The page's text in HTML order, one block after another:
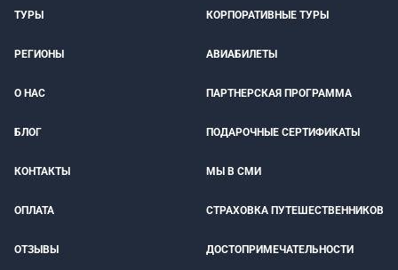
ТУРЫ КОРПОРАТИВНЫЕ ТУРЫ
РЕГИОНЫ АВИАБИЛЕТЫ
О НАС ПАРТНЕРСКАЯ ПРОГРАММА
БЛОГ ПОДАРОЧНЫЕ СЕРТИФИКАТЫ
КОНТАКТЫ МЫ В СМИ
ОПЛАТА СТРАХОВКА ПУТЕШЕСТВЕННИКОВ
ОТЗЫВЫ ДОСТОПРИМЕЧАТЕЛЬНОСТИ